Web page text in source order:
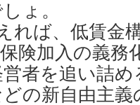
ょ。
れば、低賃金
険加入の義務
者を追い詰
の新自由主